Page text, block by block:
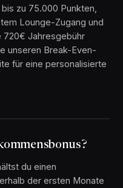
zu 75.000 Punkten,
Lounge-Zugang und
720€ Jahresgebühr
unseren Break-Even-
für eine personalisierte
du einen
der ersten Monate